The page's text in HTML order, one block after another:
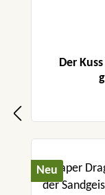
Der
Neu